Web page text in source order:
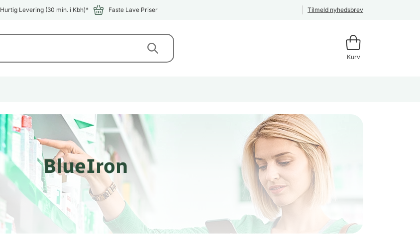
Hurtig Levering (30 min. i Kbh)* Faste Lave Priser Tilmeld nyhedsbrev
Kurv
BlueIron